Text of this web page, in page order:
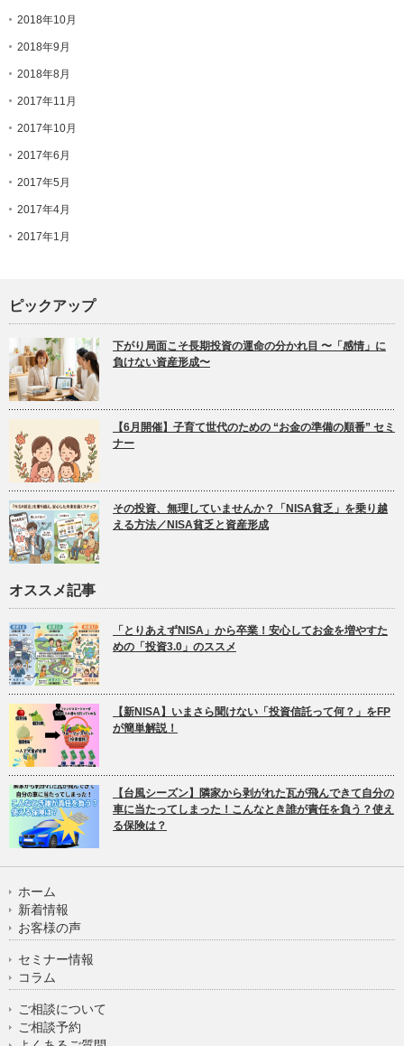
2018年10月
2018年9月
2018年8月
2017年11月
2017年10月
2017年6月
2017年5月
2017年4月
2017年1月
ピックアップ
下がり局面こそ長期投資の運命の分かれ目 〜「感情」に
負けない資産形成〜
【6月開催】子育て世代のための “お金の準備の順番” セミ
ナー
その投資、無理していませんか？「NISA貧乏」を乗り越
える方法／NISA貧乏と資産形成
オススメ記事
「とりあえずNISA」から卒業！安心してお金を増やすた
めの「投資3.0」のススメ
【新NISA】いまさら聞けない「投資信託って何？」をFP
が簡単解説！
【台風シーズン】隣家から剥がれた瓦が飛んできて自分の
車に当たってしまった！こんなとき誰が責任を負う？使え
る保険は？
ホーム
新着情報
お客様の声
セミナー情報
コラム
ご相談について
ご相談予約